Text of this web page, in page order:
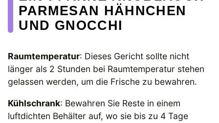
PARMESAN HÄHNCHEN
UND GNOCCHI
Raumtemperatur: Dieses Gericht sollte nicht
länger als 2 Stunden bei Raumtemperatur stehen
gelassen werden, um die Frische zu bewahren.
Kühlschrank: Bewahren Sie Reste in einem
luftdichten Behälter auf, wo sie bis zu 4 Tage